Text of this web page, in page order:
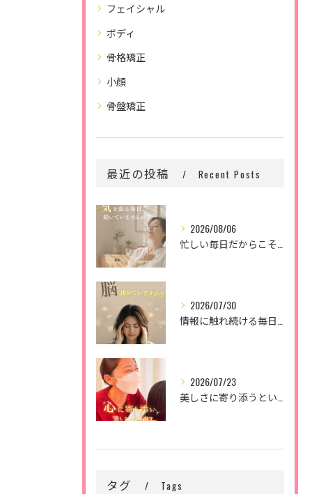
フェイシャル
ボディ
骨格矯正
小顔
骨盤矯正
最近の投稿 Recent Posts
2026/08/06
2026/07/30
2026/07/23
タグ Tags